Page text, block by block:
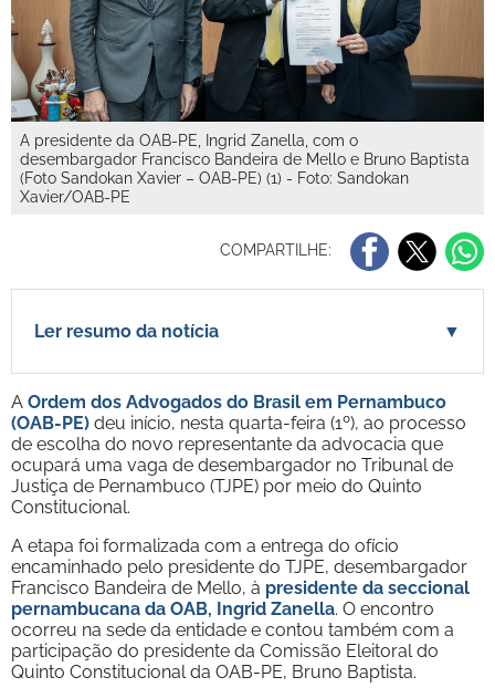
A presidente da OAB-PE, Ingrid Zanella, com o
desembargador Francisco Bandeira de Mello e Bruno Baptista
(Foto Sandokan Xavier – OAB-PE) (1) - Foto: Sandokan
Xavier/OAB-PE
COMPARTILHE:
Ler resumo da notícia ▼
A Ordem dos Advogados do Brasil em Pernambuco
(OAB-PE) deu início, nesta quarta-feira (1º), ao processo
de escolha do novo representante da advocacia que
ocupará uma vaga de desembargador no Tribunal de
Justiça de Pernambuco (TJPE) por meio do Quinto
Constitucional.
A etapa foi formalizada com a entrega do ofício
encaminhado pelo presidente do TJPE, desembargador
Francisco Bandeira de Mello, à presidente da seccional
pernambucana da OAB, Ingrid Zanella. O encontro
ocorreu na sede da entidade e contou também com a
participação do presidente da Comissão Eleitoral do
Quinto Constitucional da OAB-PE, Bruno Baptista.